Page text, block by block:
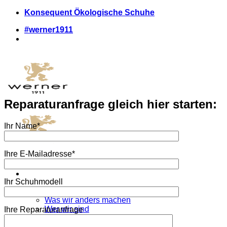
Zum
springen
Konsequent Ökologische Schuhe
#werner1911
Was wir anders machen
Wer wir sind
Reparaturanfrage gleich hier starten:
Ihr Name*
Ihre E-Mailadresse*
Ihr Schuhmodell
Ihre Reparaturanfrage